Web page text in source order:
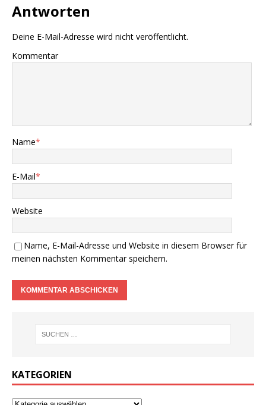
Antworten
Deine E-Mail-Adresse wird nicht veröffentlicht.
Kommentar
Name*
E-Mail*
Website
Name, E-Mail-Adresse und Website in diesem Browser für
meinen nächsten Kommentar speichern.
KATEGORIEN